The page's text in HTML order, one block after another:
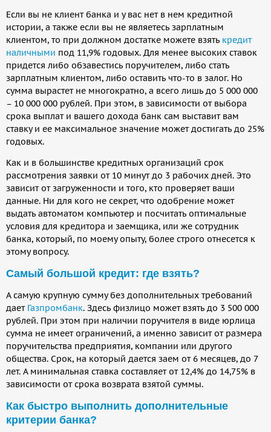
Если вы не клиент банка и у вас нет в нем кредитной
истории, а также если вы не являетесь зарплатным
клиентом, то при должном достатке можете взять кредит
наличными под 11,9% годовых. Для менее высоких ставок
придется либо обзавестись поручителем, либо стать
зарплатным клиентом, либо оставить что-то в залог. Но
сумма вырастет не многократно, а всего лишь до 5 000 000
– 10 000 000 рублей. При этом, в зависимости от выбора
срока выплат и вашего дохода банк сам выставит вам
ставку и ее максимальное значение может достигать до 25%
годовых.
Как и в большинстве кредитных организаций срок
рассмотрения заявки от 10 минут до 3 рабочих дней. Это
зависит от загруженности и того, кто проверяет ваши
данные. Ни для кого не секрет, что одобрение может
выдать автоматом компьютер и посчитать оптимальные
условия для кредитора и заемщика, или же сотрудник
банка, который, по моему опыту, более строго отнесется к
этому вопросу.
Самый большой кредит: где взять?
А самую крупную сумму без дополнительных требований
дает Газпромбанк. Здесь физлицо может взять до 3 500 000
рублей. При этом при наличии поручителя в виде юрлица
сумма не имеет ограничений, а именно зависит от размера
поручительства предприятия, компании или другого
общества. Срок, на который дается заем от 6 месяцев, до 7
лет. А минимальная ставка составляет от 12,4% до 14,75% в
зависимости от срока возврата взятой суммы.
Как быстро выполнить дополнительные
критерии банка?